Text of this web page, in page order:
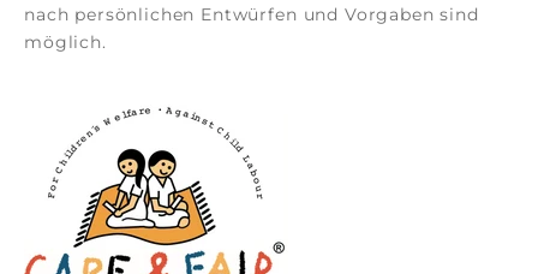
nach persönlichen Entwürfen und Vorgaben sind
möglich.